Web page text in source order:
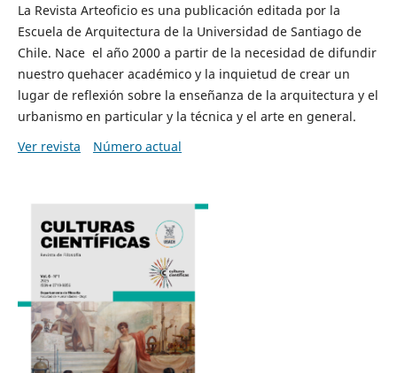
La Revista Arteoficio es una publicación editada por la
Escuela de Arquitectura de la Universidad de Santiago de
Chile. Nace el año 2000 a partir de la necesidad de difundir
nuestro quehacer académico y la inquietud de crear un
lugar de reflexión sobre la enseñanza de la arquitectura y el
urbanismo en particular y la técnica y el arte en general.
Ver revista
Número actual